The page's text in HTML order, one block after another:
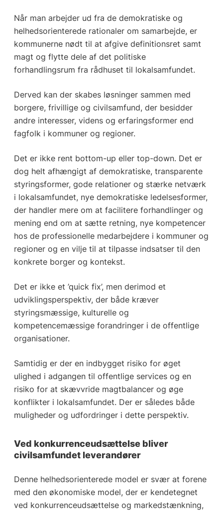
Når man arbejder ud fra de demokratiske og
helhedsorienterede rationaler om samarbejde, er
kommunerne nødt til at afgive definitionsret samt
magt og flytte dele af det politiske
forhandlingsrum fra rådhuset til lokalsamfundet.
Derved kan der skabes løsninger sammen med
borgere, frivillige og civilsamfund, der besidder
andre interesser, videns og erfaringsformer end
fagfolk i kommuner og regioner.
Det er ikke rent bottom-up eller top-down. Det er
dog helt afhængigt af demokratiske, transparente
styringsformer, gode relationer og stærke netværk
i lokalsamfundet, nye demokratiske ledelsesformer,
der handler mere om at facilitere forhandlinger og
mening end om at sætte retning, nye kompetencer
hos de professionelle medarbejdere i kommuner og
regioner og en vilje til at tilpasse indsatser til den
konkrete borger og kontekst.
Det er ikke et ’quick fix’, men derimod et
udviklingsperspektiv, der både kræver
styringsmæssige, kulturelle og
kompetencemæssige forandringer i de offentlige
organisationer.
Samtidig er der en indbygget risiko for øget
ulighed i adgangen til offentlige services og en
risiko for at skævvride magtbalancer og øge
konflikter i lokalsamfundet. Der er således både
muligheder og udfordringer i dette perspektiv.
Ved konkurrenceudsættelse bliver
civilsamfundet leverandører
Denne helhedsorienterede model er svær at forene
med den økonomiske model, der er kendetegnet
ved konkurrenceudsættelse og markedstænkning,